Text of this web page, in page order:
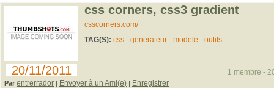
20/11/2011
css corners, css3 gradient
csscorners.com/
TAG(S): css - generateur- modele - outils-
Par entrerrador | Envoyer à un Ami(e) | Enregistrer
1 membre -